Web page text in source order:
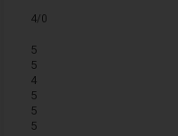
4/0
5
5
4
5
5
5